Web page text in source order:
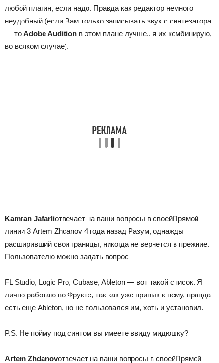
любой плагин, если надо. Правда как редактор немного
неудобный (если Вам только записывать звук с синтезатора
— то Adobe Audition в этом плане лучше.. я их комбинирую,
во всяком случае).
Kamran Jafarliотвечает на ваши вопросы в своейПрямой
линии 3 Artem Zhdanov 4 года назад Разум, однажды
расширивший свои границы, никогда не вернется в прежние.
Пользователю можно задать вопрос
FL Studio, Logic Pro, Cubase, Ableton — вот такой список. Я
лично работаю во Фрукте, так как уже привык к нему, правда
есть еще Ableton, но не пользовался им, хоть и установил.
P.S. Не пойму под синтом вы имеете ввиду мидюшку?
Artem Zhdanovотвечает на ваши вопросы в своейПрямой